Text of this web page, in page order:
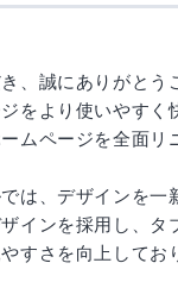
、誠にありがとう
をより使いやすく
ムページを全面リ
は、デザインを一
インを採用し、タ
すさを向上してお